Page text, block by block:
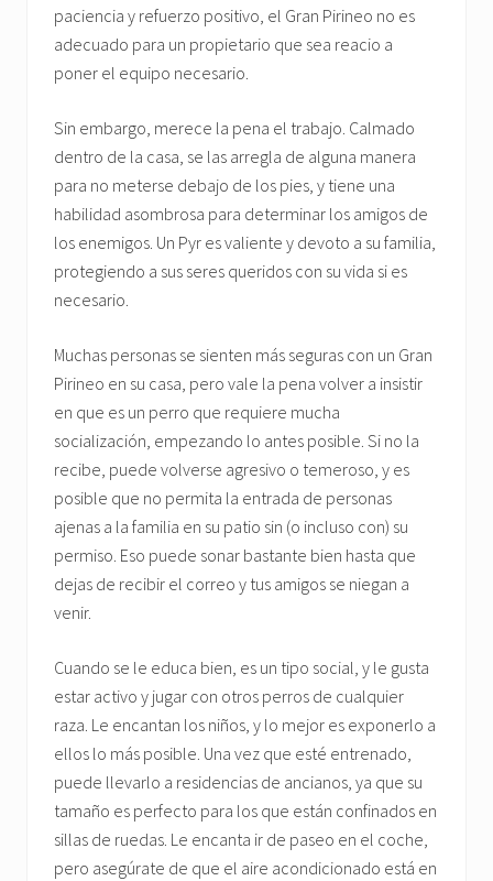
paciencia y refuerzo positivo, el Gran Pirineo no es
adecuado para un propietario que sea reacio a
poner el equipo necesario.
Sin embargo, merece la pena el trabajo. Calmado
dentro de la casa, se las arregla de alguna manera
para no meterse debajo de los pies, y tiene una
habilidad asombrosa para determinar los amigos de
los enemigos. Un Pyr es valiente y devoto a su familia,
protegiendo a sus seres queridos con su vida si es
necesario.
Muchas personas se sienten más seguras con un Gran
Pirineo en su casa, pero vale la pena volver a insistir
en que es un perro que requiere mucha
socialización, empezando lo antes posible. Si no la
recibe, puede volverse agresivo o temeroso, y es
posible que no permita la entrada de personas
ajenas a la familia en su patio sin (o incluso con) su
permiso. Eso puede sonar bastante bien hasta que
dejas de recibir el correo y tus amigos se niegan a
venir.
Cuando se le educa bien, es un tipo social, y le gusta
estar activo y jugar con otros perros de cualquier
raza. Le encantan los niños, y lo mejor es exponerlo a
ellos lo más posible. Una vez que esté entrenado,
puede llevarlo a residencias de ancianos, ya que su
tamaño es perfecto para los que están confinados en
sillas de ruedas. Le encanta ir de paseo en el coche,
pero asegúrate de que el aire acondicionado está en